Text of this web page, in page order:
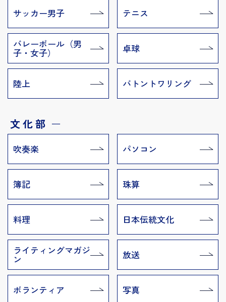
サッカー男子 テニス
バレーボール（男
子・女子） 卓球
陸上 バトントワリング
文化部 ー
吹奏楽 パソコン
簿記 珠算
料理 日本伝統文化
ライティングマガジ
ン 放送
ボランティア 写真